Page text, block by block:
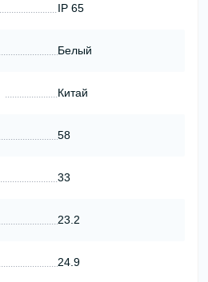
IP 65
Белый
Китай
58
33
23.2
24.9